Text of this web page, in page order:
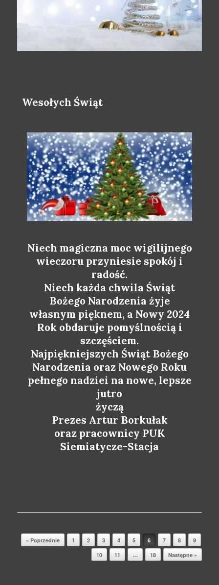
Wesołych Świąt
Niech magiczna moc wigilijnego
wieczoru przyniesie spokój i
radość.
Niech każda chwila Świąt
Bożego Narodzenia żyje
własnym pięknem, a Nowy 2024
Rok obdaruje pomyślnością i
szczęściem.
Najpiękniejszych Świąt Bożego
Narodzenia oraz Nowego Roku
pełnego nadziei na nowe, lepsze
jutro
życzą
Prezes Artur Borkułak
oraz pracownicy PUK
Siemiatycze-Stacja
Post navigation
« Poprzednie 1 2 3 4 5 6 7 8
9
10
11 … 18 Następne »